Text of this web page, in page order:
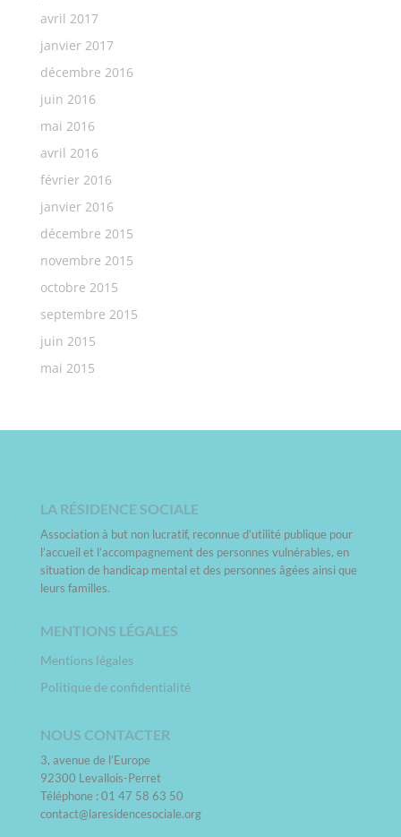
avril 2017
janvier 2017
décembre 2016
juin 2016
mai 2016
avril 2016
février 2016
janvier 2016
décembre 2015
novembre 2015
octobre 2015
septembre 2015
juin 2015
mai 2015
LA RÉSIDENCE SOCIALE
Association à but non lucratif, reconnue d’utilité publique pour
l’accueil et l’accompagnement des personnes vulnérables, en
situation de handicap mental et des personnes âgées ainsi que
leurs familles.
MENTIONS LÉGALES
Mentions légales
Politique de confidentialité
NOUS CONTACTER
3, avenue de l’Europe
92300 Levallois-Perret
Téléphone : 01 47 58 63 50
contact@laresidencesociale.org